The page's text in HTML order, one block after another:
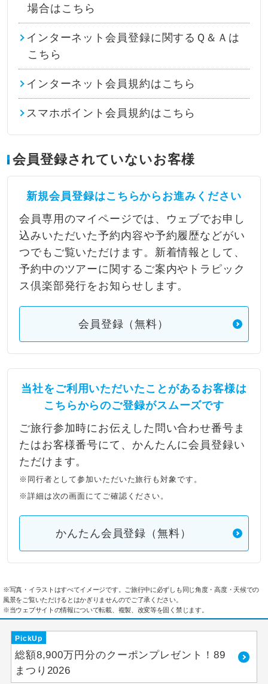
場合はこちら
インターネット会員登録に関するＱ＆Ａは
こちら
インターネット会員規約はこちら
スマホポイント会員規約はこちら
会員登録されていないお客様
新規会員登録はこちらからお進みください
会員専用のマイページでは、ウェブでお申し
込みいただいた予約内容や予約履歴などがい
つでもご覧いただけます。新着情報として、
予約中のツアーに関するご案内やトラピック
ス倶楽部発行をお知らせします。
会員登録（無料）
当社をご利用いただいたことがあるお客様は
こちらからのご登録がスムーズです
ご旅行参加時にお伝えした問い合わせ番号ま
たはお客様番号にて、かんたんに会員登録い
ただけます。
※同行者として参加いただいた旅行も対象です。
※詳細は次の画面にてご確認ください。
かんたん会員登録（無料）
※写真・イラストはすべてイメージです。ご旅行中に必ずしも同じ角度・高度・天候での
風景をご覧いただけるとはかぎりませんのでご了承ください。
※当ウェブサイトの情報について転載、複製、改変等を固く禁じます。
PickUp
総額8,900万円分のクーポンプレゼント！89
まつり2026